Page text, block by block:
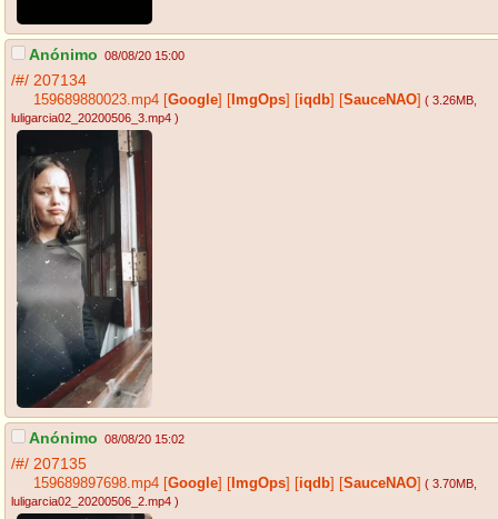
Anónimo 08/08/20 15:00
/#/ 207134
159689880023.mp4 [Google] [ ImgOps] [iqdb] [SauceNAO] ( 3.26MB
luligarcia02_20200506_3.mp4 )
Anónimo 08/08/20 15:02
/#/ 207135
159689897698.mp4 [Google] [ ImgOps] [iqdb] [SauceNAO] ( 3.70MB
luligarcia02_20200506_2.mp4 )